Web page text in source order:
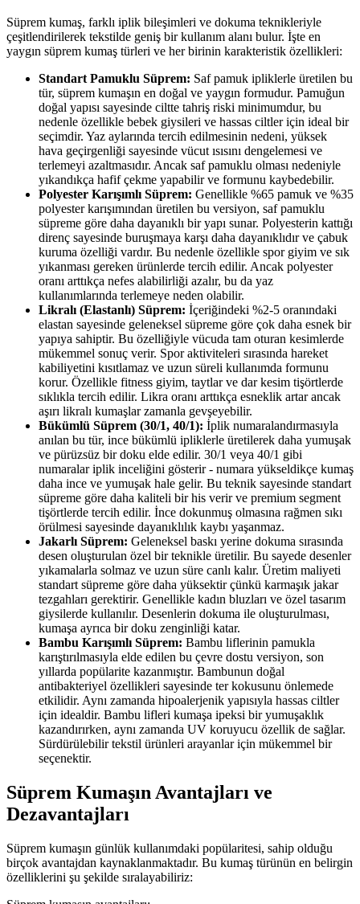
Süprem kumaş, farklı iplik bileşimleri ve dokuma teknikleriyle
çeşitlendirilerek tekstilde geniş bir kullanım alanı bulur. İşte en
yaygın süprem kumaş türleri ve her birinin karakteristik özellikleri:
Standart Pamuklu Süprem: Saf pamuk ipliklerle üretilen bu
tür, süprem kumaşın en doğal ve yaygın formudur. Pamuğun
doğal yapısı sayesinde ciltte tahriş riski minimumdur, bu
nedenle özellikle bebek giysileri ve hassas ciltler için ideal bir
seçimdir. Yaz aylarında tercih edilmesinin nedeni, yüksek
hava geçirgenliği sayesinde vücut ısısını dengelemesi ve
terlemeyi azaltmasıdır. Ancak saf pamuklu olması nedeniyle
yıkandıkça hafif çekme yapabilir ve formunu kaybedebilir.
Polyester Karışımlı Süprem: Genellikle %65 pamuk ve %35
polyester karışımından üretilen bu versiyon, saf pamuklu
süpreme göre daha dayanıklı bir yapı sunar. Polyesterin kattığı
direnç sayesinde buruşmaya karşı daha dayanıklıdır ve çabuk
kuruma özelliği vardır. Bu nedenle özellikle spor giyim ve sık
yıkanması gereken ürünlerde tercih edilir. Ancak polyester
oranı arttıkça nefes alabilirliği azalır, bu da yaz
kullanımlarında terlemeye neden olabilir.
Likralı (Elastanlı) Süprem: İçeriğindeki %2-5 oranındaki
elastan sayesinde geleneksel süpreme göre çok daha esnek bir
yapıya sahiptir. Bu özelliğiyle vücuda tam oturan kesimlerde
mükemmel sonuç verir. Spor aktiviteleri sırasında hareket
kabiliyetini kısıtlamaz ve uzun süreli kullanımda formunu
korur. Özellikle fitness giyim, taytlar ve dar kesim tişörtlerde
sıklıkla tercih edilir. Likra oranı arttıkça esneklik artar ancak
aşırı likralı kumaşlar zamanla gevşeyebilir.
Bükümlü Süprem (30/1, 40/1): İplik numaralandırmasıyla
anılan bu tür, ince bükümlü ipliklerle üretilerek daha yumuşak
ve pürüzsüz bir doku elde edilir. 30/1 veya 40/1 gibi
numaralar iplik inceliğini gösterir - numara yükseldikçe kumaş
daha ince ve yumuşak hale gelir. Bu teknik sayesinde standart
süpreme göre daha kaliteli bir his verir ve premium segment
tişörtlerde tercih edilir. İnce dokunmuş olmasına rağmen sıkı
örülmesi sayesinde dayanıklılık kaybı yaşanmaz.
Jakarlı Süprem: Geleneksel baskı yerine dokuma sırasında
desen oluşturulan özel bir teknikle üretilir. Bu sayede desenler
yıkamalarla solmaz ve uzun süre canlı kalır. Üretim maliyeti
standart süpreme göre daha yüksektir çünkü karmaşık jakar
tezgahları gerektirir. Genellikle kadın bluzları ve özel tasarım
giysilerde kullanılır. Desenlerin dokuma ile oluşturulması,
kumaşa ayrıca bir doku zenginliği katar.
Bambu Karışımlı Süprem: Bambu liflerinin pamukla
karıştırılmasıyla elde edilen bu çevre dostu versiyon, son
yıllarda popülarite kazanmıştır. Bambunun doğal
antibakteriyel özellikleri sayesinde ter kokusunu önlemede
etkilidir. Aynı zamanda hipoalerjenik yapısıyla hassas ciltler
için idealdir. Bambu lifleri kumaşa ipeksi bir yumuşaklık
kazandırırken, aynı zamanda UV koruyucu özellik de sağlar.
Sürdürülebilir tekstil ürünleri arayanlar için mükemmel bir
seçenektir.
Süprem Kumaşın Avantajları ve
Dezavantajları
Süprem kumaşın günlük kullanımdaki popülaritesi, sahip olduğu
birçok avantajdan kaynaklanmaktadır. Bu kumaş türünün en belirgin
özelliklerini şu şekilde sıralayabiliriz: